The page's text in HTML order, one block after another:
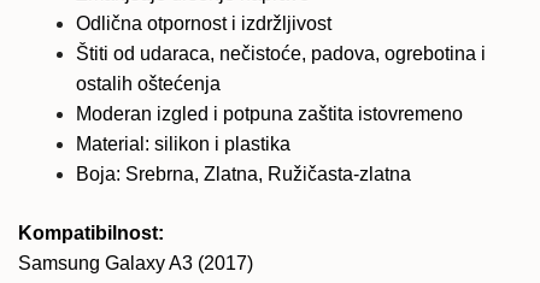
Odlična otpornost i izdržljivost
Štiti od udaraca, nečistoće, padova, ogrebotina i
ostalih oštećenja
Moderan izgled i potpuna zaštita istovremeno
Material: silikon i plastika
Boja: Srebrna, Zlatna, Ružičasta-zlatna
Kompatibilnost:
Samsung Galaxy A3 (2017)